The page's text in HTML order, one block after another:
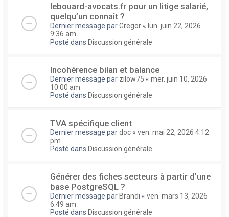
lebouard-avocats.fr pour un litige salarié,
quelqu’un connaît ?
Dernier message parGregor « lun. juin 22, 2026
9:36 am
Posté dans Discussion générale
Incohérence bilan et balance
Dernier message par zilow75 « mer. juin 10, 2026
10:00 am
Posté dans Discussion générale
TVA spécifique client
Dernier message pardoc « ven. mai 22, 2026 4:12
pm
Posté dans Discussion générale
Générer des fiches secteurs à partir d'une
base PostgreSQL ?
Dernier message par Brandi « ven. mars 13, 2026
6:49 am
Posté dans Discussion générale